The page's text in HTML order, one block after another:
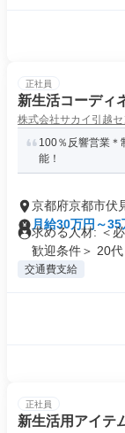
正社員
新生活コーディ
株式会社サカイ引越セ
100％反響営業＊
能！
京都府京都市伏
月給30万円～35
求める人材: ＜
歓迎条件＞ 20代
交通費支給
正社員
新生活用アイテ